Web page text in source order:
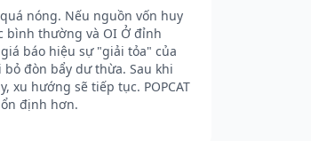
nóng. Nếu nguồn vốn huy
bình thường và OI Ở đỉnh
báo hiệu sự "giải tỏa" của
đòn bẩy dư thừa. Sau khi
xu hướng sẽ tiếp tục. POPCAT
định hơn.